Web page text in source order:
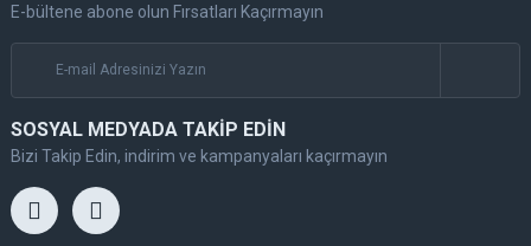
E-bültene abone olun Fırsatları Kaçırmayın
SOSYAL MEDYADA TAKİP EDİN
Bizi Takip Edin, indirim ve kampanyaları kaçırmayın